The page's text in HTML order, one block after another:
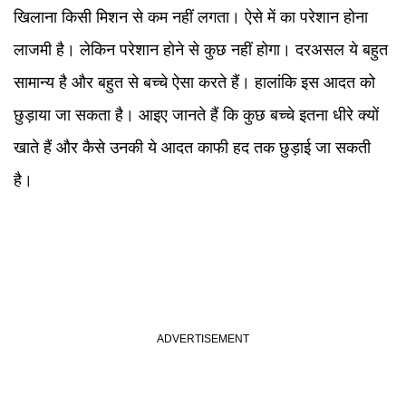
खिलाना किसी मिशन से कम नहीं लगता। ऐसे में का परेशान होना
लाजमी है। लेकिन परेशान होने से कुछ नहीं होगा। दरअसल ये बहुत
सामान्य है और बहुत से बच्चे ऐसा करते हैं। हालांकि इस आदत को
छुड़ाया जा सकता है। आइए जानते हैं कि कुछ बच्चे इतना धीरे क्यों
खाते हैं और कैसे उनकी ये आदत काफी हद तक छुड़ाई जा सकती
है।